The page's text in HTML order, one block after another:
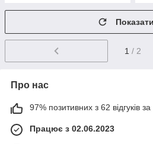
1 / 2
Про нас
97% позитивних з 62 відгуків за
Працює з 02.06.2023